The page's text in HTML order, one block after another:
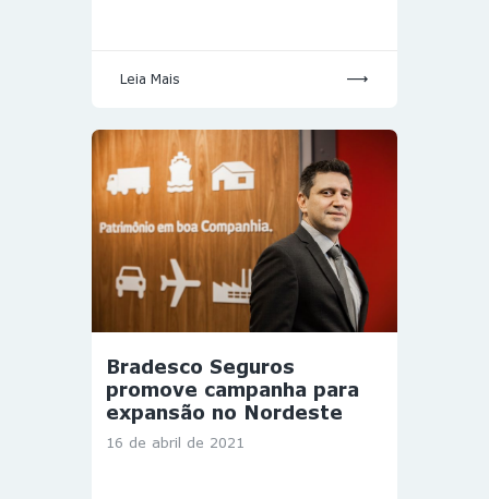
Leia Mais
Bradesco Seguros
promove campanha para
expansão no Nordeste
16 de abril de 2021